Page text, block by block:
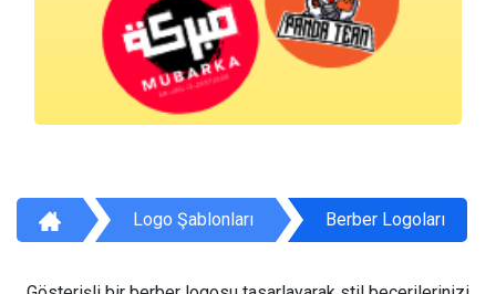
Logo Şablonları Berber Logoları